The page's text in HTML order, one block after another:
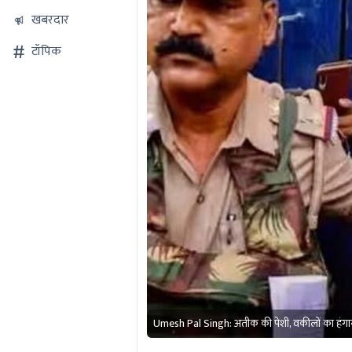
खबरदार
टॉपिक
Umesh Pal Singh: अतीक की पेशी, वकीलों का